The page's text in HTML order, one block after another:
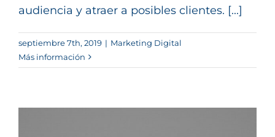
audiencia y atraer a posibles clientes. [...]
septiembre 7th, 2019 | Marketing Digital
Más información